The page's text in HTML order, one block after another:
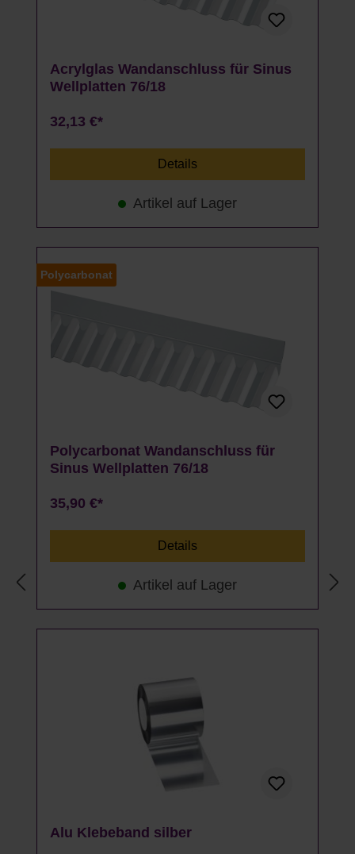
Acrylglas Wandanschluss für Sinus
Wellplatten 76/18
32,13 €*
Details
Artikel auf Lager
Polycarbonat
Polycarbonat Wandanschluss für
Sinus Wellplatten 76/18
35,90 €*
Details
Artikel auf Lager
Alu Klebeband silber